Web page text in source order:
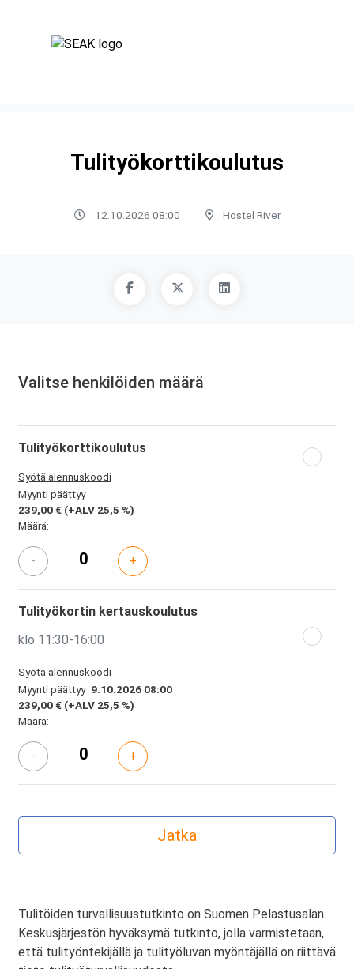
Tulityökorttikoulutus
12.10.2026 08:00 Hostel River
Valitse henkilöiden määrä
Tulityökorttikoulutus
Syötä alennuskoodi
Myynti päättyy
239,00 € (+ALV 25,5 %)
Määrä:
- +
Tulityökortin kertauskoulutus
klo 11:30-16:00
Syötä alennuskoodi
Myynti päättyy 9.10.2026 08:00
239,00 € (+ALV 25,5 %)
Määrä:
- +
Tulitöiden turvallisuustutkinto on Suomen Pelastusalan
Keskusjärjestön hyväksymä tutkinto, jolla varmistetaan,
että tulityöntekijällä ja tulityöluvan myöntäjällä on riittävä